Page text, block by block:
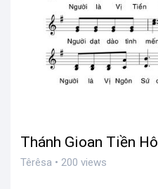
Thánh Gioan Tiền Hô
Têrêsa • 200 views